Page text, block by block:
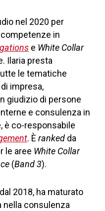
nel 2020 per
in
e White Collar
Ilaria presta
le tematiche
impresa,
giudizio di persone
e consulenza in
è co-responsabile
. È ranked da
le aree White Collar
(Band 3).
2018, ha maturato
nella consulenza